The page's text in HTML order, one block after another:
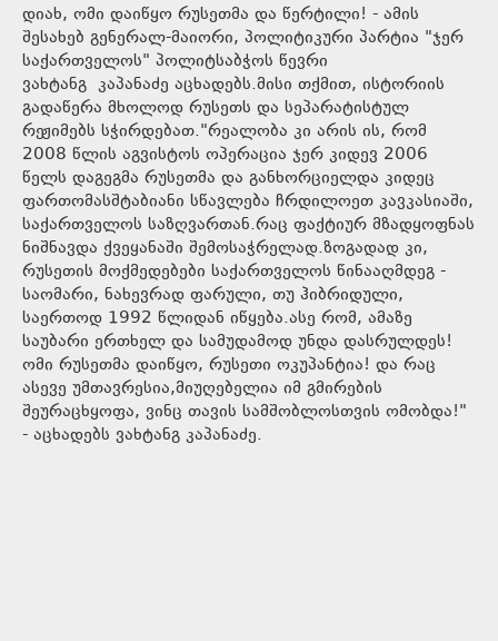
დიახ, ომი დაიწყო რუსეთმა და წერტილი! - ამის
შესახებ გენერალ-მაიორი, პოლიტიკური პარტია "ჯერ
საქართველოს" პოლიტსაბჭოს წევრი
ვახტანგ კაპანაძე აცხადებს.მისი თქმით, ისტორიის
გადაწერა მხოლოდ რუსეთს და სეპარატისტულ
რეჟიმებს სჭირდებათ."რეალობა კი არის ის, რომ
2008 წლის აგვისტოს ოპერაცია ჯერ კიდევ 2006
წელს დაგეგმა რუსეთმა და განხორციელდა კიდეც
ფართომასშტაბიანი სწავლება ჩრდილოეთ კავკასიაში,
საქართველოს საზღვართან.რაც ფაქტიურ მზადყოფნას
ნიშნავდა ქვეყანაში შემოსაჭრელად.ზოგადად კი,
რუსეთის მოქმედებები საქართველოს წინააღმდეგ -
საომარი, ნახევრად ფარული, თუ ჰიბრიდული,
საერთოდ 1992 წლიდან იწყება.ასე რომ, ამაზე
საუბარი ერთხელ და სამუდამოდ უნდა დასრულდეს!
ომი რუსეთმა დაიწყო, რუსეთი ოკუპანტია! და რაც
ასევე უმთავრესია,მიუღებელია იმ გმირების
შეურაცხყოფა, ვინც თავის სამშობლოსთვის ომობდა!"
- აცხადებს ვახტანგ კაპანაძე.